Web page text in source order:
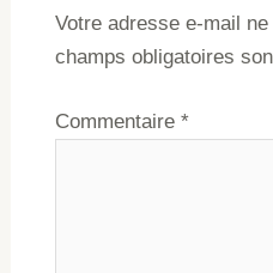
Votre adresse e-mail
champs obligatoires
Commentaire *